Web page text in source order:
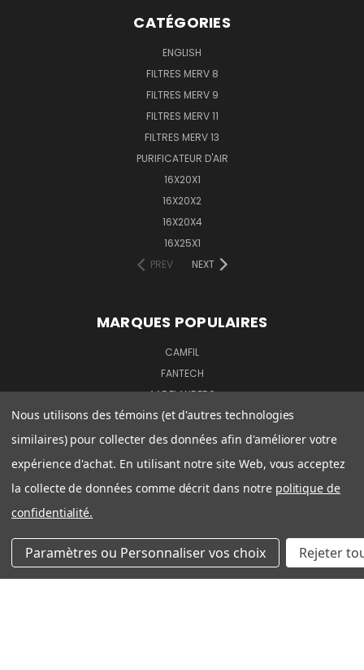
CATÉGORIES
ENGLISH
FILTRES MERV 8
FILTRES MERV 9
FILTRES MERV 11
FILTRES MERV 13
PURIFICATEUR D'AIR
16X20X1
16X20X2
16X20X4
16X25X1
PREV
NEXT
MARQUES POPULAIRES
CAMFIL
FANTECH
AAF FLANDERS
SANUVOX
HONEYWELL
FIVE-SEASONS
ALDES
VIEW ALL
Nous utilisons des témoins (et d'autres technologies
similaires) pour collecter des données afin d'améliorer votre
expérience d'achat. En utilisant notre site Web, vous acceptez
la collecte de données comme décrit dans notre politique de
confidentialité.
Paramètres ou Personnaliser vos choix Rejeter